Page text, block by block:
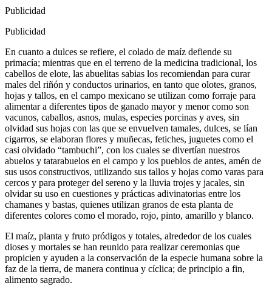
Publicidad
Publicidad
En cuanto a dulces se refiere, el colado de maíz defiende su
primacía; mientras que en el terreno de la medicina tradicional, los
cabellos de elote, las abuelitas sabias los recomiendan para curar
males del riñón y conductos urinarios, en tanto que olotes, granos,
hojas y tallos, en el campo mexicano se utilizan como forraje para
alimentar a diferentes tipos de ganado mayor y menor como son
vacunos, caballos, asnos, mulas, especies porcinas y aves, sin
olvidad sus hojas con las que se envuelven tamales, dulces, se lían
cigarros, se elaboran flores y muñecas, fetiches, juguetes como el
casi olvidado “tambuchi”, con los cuales se divertían nuestros
abuelos y tatarabuelos en el campo y los pueblos de antes, amén de
sus usos constructivos, utilizando sus tallos y hojas como varas para
cercos y para proteger del sereno y la lluvia trojes y jacales, sin
olvidar su uso en cuestiones y prácticas adivinatorias entre los
chamanes y bastas, quienes utilizan granos de esta planta de
diferentes colores como el morado, rojo, pinto, amarillo y blanco.
El maíz, planta y fruto pródigos y totales, alrededor de los cuales
dioses y mortales se han reunido para realizar ceremonias que
propicien y ayuden a la conservación de la especie humana sobre la
faz de la tierra, de manera continua y cíclica; de principio a fin,
alimento sagrado.